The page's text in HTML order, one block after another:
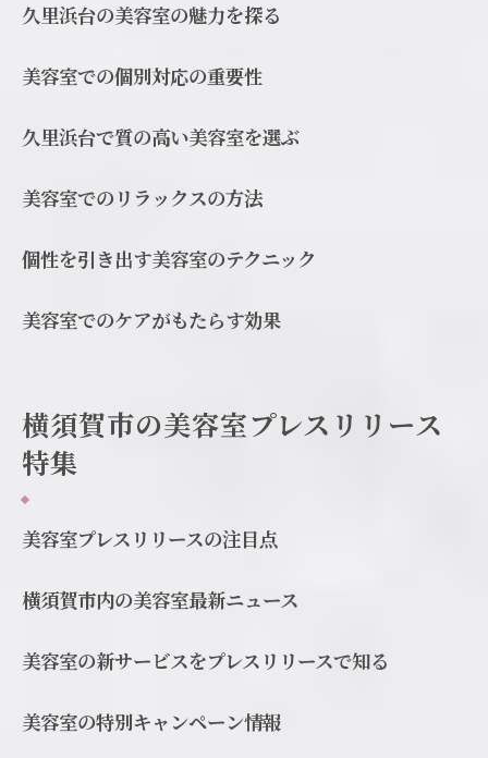
久里浜台の美容室の魅力を探る
美容室での個別対応の重要性
久里浜台で質の高い美容室を選ぶ
美容室でのリラックスの方法
個性を引き出す美容室のテクニック
美容室でのケアがもたらす効果
横須賀市の美容室プレスリリース
特集
美容室プレスリリースの注目点
横須賀市内の美容室最新ニュース
美容室の新サービスをプレスリリースで知る
美容室の特別キャンペーン情報